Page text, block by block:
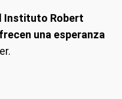
Instituto Robert
una esperanza